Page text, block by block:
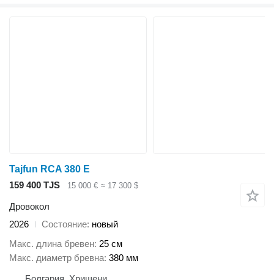
Tajfun RCA 380 E
159 400 TJS
15 000 € ≈ 17 300 $
Дровокол
2026
Состояние новый
Макс. длина бревен 25 см
Макс. диаметр бревна 380 мм